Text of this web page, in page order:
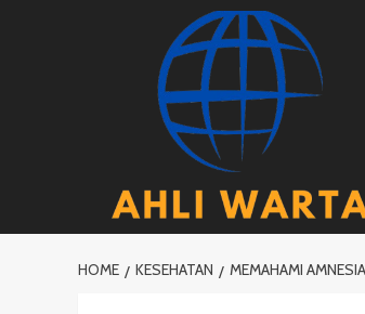
HOME KESEHATAN MEMAHAMI